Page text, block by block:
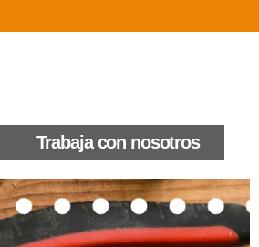
Trabaja con nosotros